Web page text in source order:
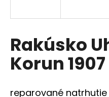
Rakúsko
Korun
reparované natrhutie
s
ť
?